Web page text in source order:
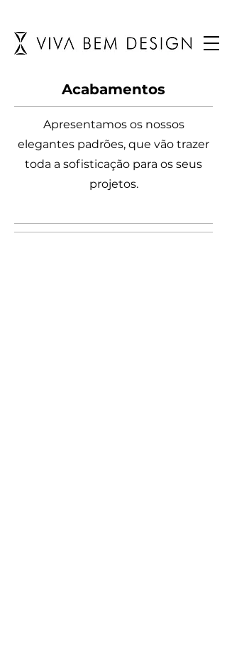
Acabamentos
Apresentamos os nossos
elegantes padrões, que vão trazer
toda a sofisticação para os seus
projetos.